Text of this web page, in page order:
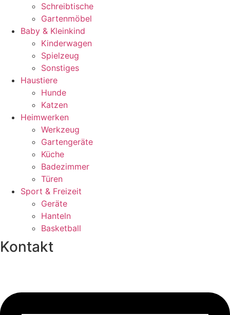
Schreibtische
Gartenmöbel
Baby & Kleinkind
Kinderwagen
Spielzeug
Sonstiges
Haustiere
Hunde
Katzen
Heimwerken
Werkzeug
Gartengeräte
Küche
Badezimmer
Türen
Sport & Freizeit
Geräte
Hanteln
Basketball
Kontakt